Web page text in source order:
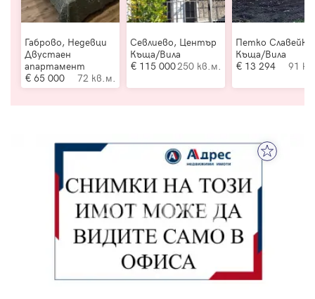
Габрово, Недевци
Двустаен
апартамент
65 000
72 кв.м.
Севлиево, Център
Къща/Вила
115 000250 кв.м.
Петко
Къща/Вила
13 294
91